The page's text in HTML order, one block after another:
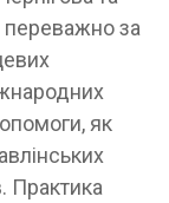
переважно за
як
Практика